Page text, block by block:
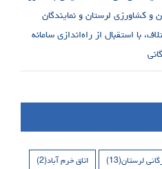
و کشاورزی لرستان و نمایندگان
با استقبال از راه‌اندازی سامانه
لرستان(13) اتاق خرم آباد(2)